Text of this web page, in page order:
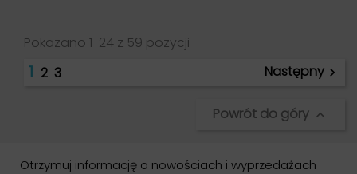
Pokazano 1-24 z 59 pozycji
1 2 3 Następny 
Powrót do góry 
Otrzymuj informację o nowościach i wyprzedażach